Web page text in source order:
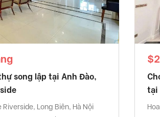
song lập tại Anh Đào,
Riverside, Long Biên, Hà Nội
tại